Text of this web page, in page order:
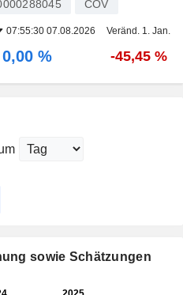
COV
07:55:30 07.08.2026 Veränd. 1. Jan.
0,00 % -45,45 %
sowie Schätzungen